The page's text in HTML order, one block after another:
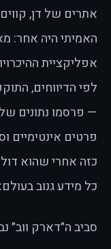
אתרים של דן,
האמיתי היה אחר:
אפליקציית
לפי הדיווחים,
פרטים אינטימיים
כזה אחרי שהוא
כל מידע גנוב
סביב ה״דארק ווב״